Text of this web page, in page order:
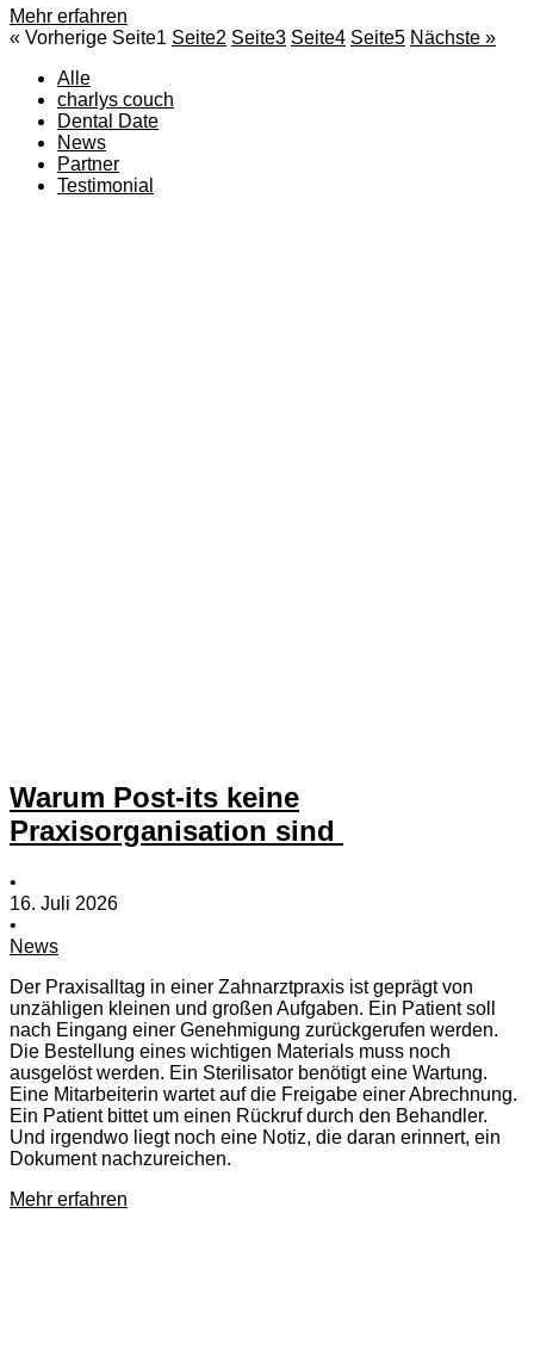
Mehr erfahren
« Vorherige Seite1 Seite2 Seite3 Seite4 Seite5 Nächste »
Alle
charlys couch
Dental Date
News
Partner
Testimonial
Warum Post-its keine
Praxisorganisation sind
•
16. Juli 2026
•
News
Der Praxisalltag in einer Zahnarztpraxis ist geprägt von
unzähligen kleinen und großen Aufgaben. Ein Patient soll
nach Eingang einer Genehmigung zurückgerufen werden.
Die Bestellung eines wichtigen Materials muss noch
ausgelöst werden. Ein Sterilisator benötigt eine Wartung.
Eine Mitarbeiterin wartet auf die Freigabe einer Abrechnung.
Ein Patient bittet um einen Rückruf durch den Behandler.
Und irgendwo liegt noch eine Notiz, die daran erinnert, ein
Dokument nachzureichen.
Mehr erfahren